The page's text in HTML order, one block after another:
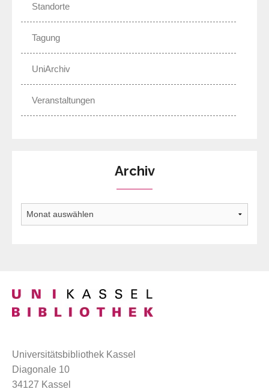
Standorte
Tagung
UniArchiv
Veranstaltungen
Archiv
Archiv
Universitätsbibliothek Kassel
Diagonale 10
34127 Kassel